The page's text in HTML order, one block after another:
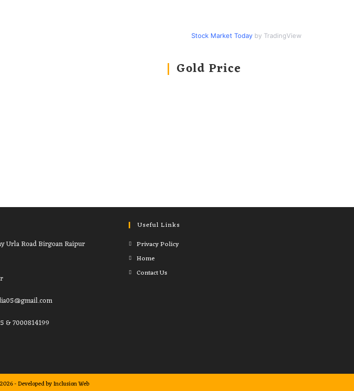
Stock Market Today by TradingView
Gold Price
Urla Road Birgoan Raipur
& 7000814199
Useful Links
Privacy Policy
Home
Contact Us
- Developed byInclusion Web